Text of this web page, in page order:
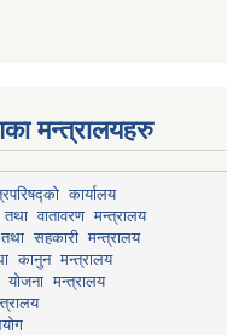
मन्त्रालयहरु
मुख्यमन्त्री तथा मन्त्रिपरिषद्को कार्यालय
वातावरण मन्त्रालय
सहकारी मन्त्रालय
आन्तरिक मामिला तथा कानुन मन्त्रालय
आर्थिक मामिला तथा योजना मन्त्रालय
नीति तथा योजना आयोग